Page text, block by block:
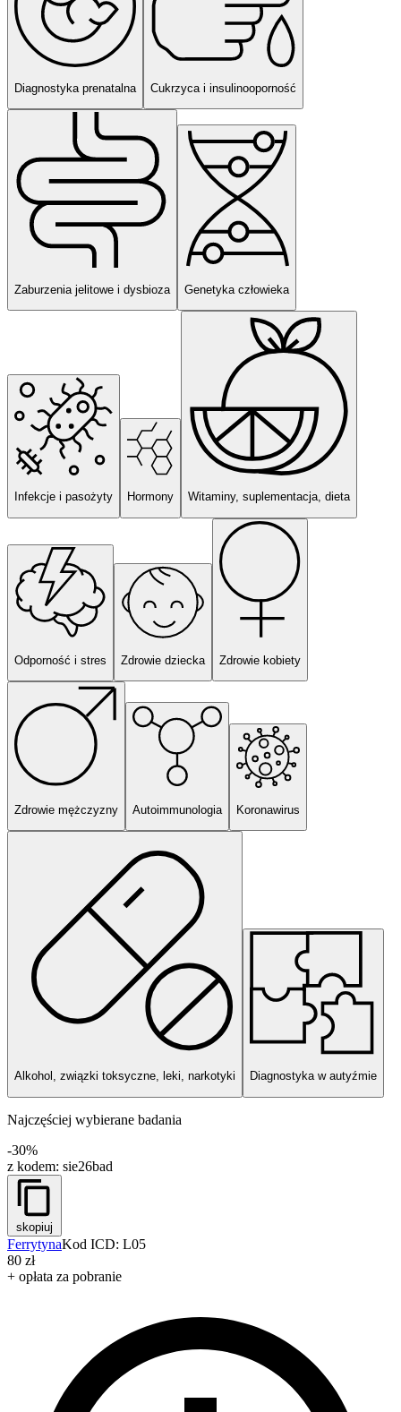
Diagnostyka prenatalna Cukrzyca i insulinooporność
Zaburzenia jelitowe i dysbioza Genetyka człowieka
Infekcje i pasożyty Hormony Witaminy, suplementacja, dieta
Odporność i stres Zdrowie dziecka Zdrowie kobiety
Zdrowie mężczyzny Autoimmunologia Koronawirus
Alkohol, związki toksyczne, leki, narkotyki Diagnostyka w autyźmie
Najczęściej wybierane badania
-30%
z kodem: sie26bad
skopiuj
FerrytynaKod ICD: L05
80 zł
+ opłata za pobranie